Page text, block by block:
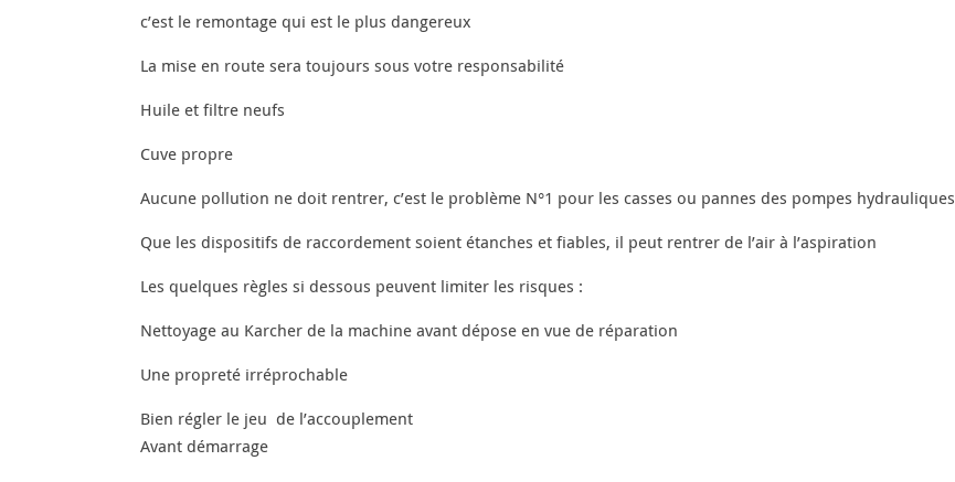
c’est le remontage qui est le plus dangereux
La mise en route sera toujours sous votre responsabilité
Huile et filtre neufs
Cuve propre
Aucune pollution ne doit rentrer, c’est le problème N°1 pour les casses ou pannes des pompes hydrauliques
Que les dispositifs de raccordement soient étanches et fiables, il peut rentrer de l’air à l’aspiration
Les quelques règles si dessous peuvent limiter les risques :
Nettoyage au Karcher de la machine avant dépose en vue de réparation
Une propreté irréprochable
Bien régler le jeu de l’accouplement
Avant démarrage